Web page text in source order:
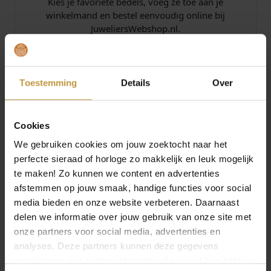
Toestemming Details Over
Cookies
We gebruiken cookies om jouw zoektocht naar het
perfecte sieraad of horloge zo makkelijk en leuk mogelijk
te maken! Zo kunnen we content en advertenties
afstemmen op jouw smaak, handige functies voor social
media bieden en onze website verbeteren. Daarnaast
delen we informatie over jouw gebruik van onze site met
onze partners voor social media, advertenties en
analyses. Deze partners kunnen deze gegevens
winkelmand en bestel eenvoudig online bij
JuweliersWebshop.nl.
sieraden. Wij bieden uitstekende service op je
aankoop in onze webshop. Bestel jouw Pandora
worden deze dezelfde dag al verzonden, ook
levering op zaterdag. De verzending is gratis vanaf
€49,- per bestelling.
Specificaties
Over PANDORA Jewelry